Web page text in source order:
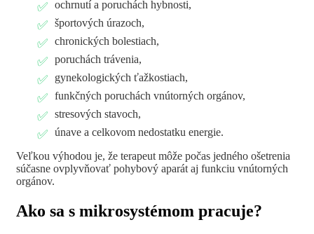
ochrnutí a poruchách hybnosti,
športových úrazoch,
chronických bolestiach,
poruchách trávenia,
gynekologických ťažkostiach,
funkčných poruchách vnútorných orgánov,
stresových stavoch,
únave a celkovom nedostatku energie.
Veľkou výhodou je, že terapeut môže počas jedného ošetrenia
súčasne ovplyvňovať pohybový aparát aj funkciu vnútorných
orgánov.
Ako sa s mikrosystémom pracuje?